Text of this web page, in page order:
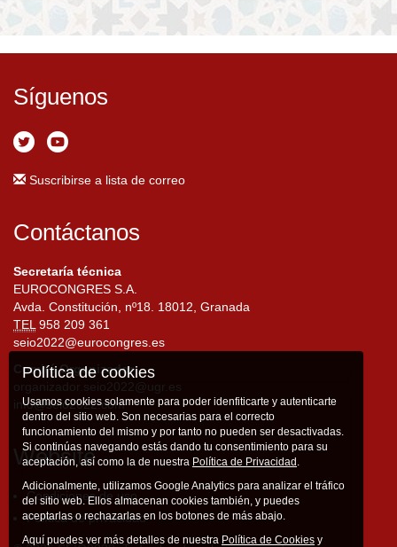
Síguenos
Suscribirse a lista de correo
Contáctanos
Secretaría técnica
EUROCONGRES S.A.
Avda. Constitución, nº18. 18012, Granada
TEL958 209 361
seio2022@eurocongres.es
Comité Organizador
organizador.seio2022@ugr.es
info@seio2022.com
Website
Condiciones de uso
Política de privacidad
Política de cookies
Usamos cookies solamente para poder idenfiticarte y autenticarte
dentro del sitio web. Son necesarias para el correcto
funcionamiento del mismo y por tanto no pueden ser desactivadas.
Si continúas navegando estás dando tu consentimiento para su
aceptación, así como la de nuestra Política de Privacidad .
Adicionalmente, utilizamos Google Analytics para analizar el tráfico
del sitio web. Ellos almacenan cookies también, y puedes
aceptarlas o rechazarlas en los botones de más abajo.
Aquí puedes ver más detalles de nuestra Política de Cookies y